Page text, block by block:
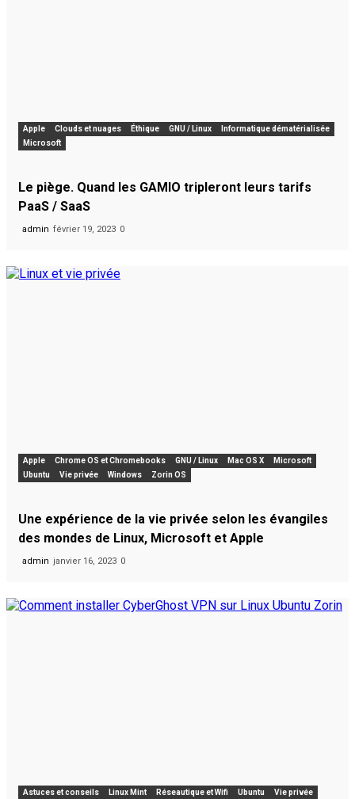
Apple Clouds et nuages Éthique GNU / Linux
Informatique dématérialisée
Microsoft
Le piège. Quand les GAMIO tripleront leurs tarifs
PaaS / SaaS
admin février 19, 2023 0
Apple Chrome OS et Chromebooks GNU / Linux Mac OS X
Microsoft
Ubuntu
Vie privée Windows Zorin OS
Une expérience de la vie privée selon les évangiles
des mondes de Linux, Microsoft et Apple
admin janvier 16, 2023 0
Astuces et conseils Linux Mint Réseautique et Wifi Ubuntu
Vie privée